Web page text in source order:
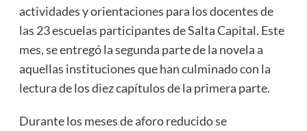
actividades y orientaciones para los docentes de
las 23 escuelas participantes de Salta Capital. Este
mes, se entregó la segunda parte de la novela a
aquellas instituciones que han culminado con la
lectura de los diez capítulos de la primera parte.
Durante los meses de aforo reducido se